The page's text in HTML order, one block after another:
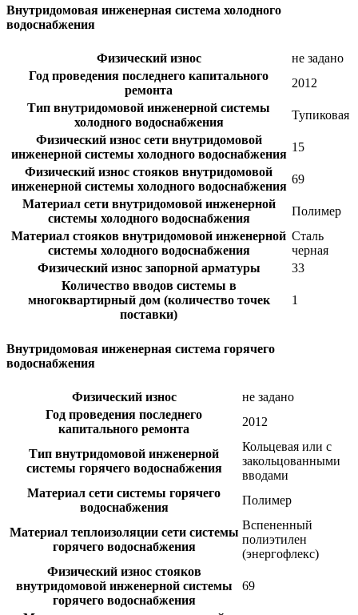
Внутридомовая инженерная система холодного
водоснабжения
Физический износ
не задано
Год проведения последнего капитального
ремонта
2012
Тип внутридомовой инженерной системы
холодного водоснабжения
Тупиковая
Физический износ сети внутридомовой
инженерной системы холодного водоснабжения
15
Физический износ стояков внутридомовой
инженерной системы холодного водоснабжения
69
Материал сети внутридомовой инженерной
системы холодного водоснабжения
Полимер
Материал стояков внутридомовой инженерной
системы холодного водоснабжения
Сталь
черная
Физический износ запорной арматуры
33
Количество вводов системы в
многоквартирный дом (количество точек
поставки)
1
Внутридомовая инженерная система горячего
водоснабжения
Физический износ
не задано
Год проведения последнего
капитального ремонта
2012
Тип внутридомовой инженерной
системы горячего водоснабжения
Кольцевая или с
закольцованными
вводами
Материал сети системы горячего
водоснабжения
Полимер
Материал теплоизоляции сети системы
горячего водоснабжения
Вспененный
полиэтилен
(энергофлекс)
Физический износ стояков
внутридомовой инженерной системы
горячего водоснабжения
69